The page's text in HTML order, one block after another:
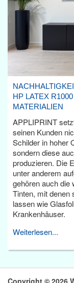
HP LATEX
MATERIALIEN
APPLIPRINT
seinen Kunden
Schilder in hoher
sondern diese
produzieren. Die
unter anderem
gehören auch die
Tinten, mit denen
lassen wie
Krankenhäuser.
Weiterlesen...